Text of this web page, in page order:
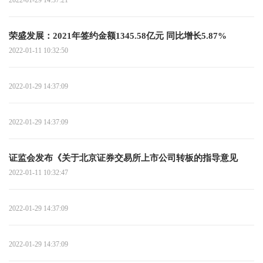
荣盛发展：2021年签约金额1345.58亿元 同比增长5.87%
2022-01-11 10:32:50
2022-01-29 14:37:09
2022-01-29 14:37:09
证监会发布《关于北京证券交易所上市公司转板的指导意见
2022-01-11 10:32:47
2022-01-29 14:37:09
2022-01-29 14:37:09